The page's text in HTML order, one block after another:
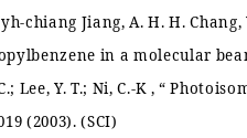
chiang Jiang, A. H. H.
in a molecular
Lee, Y. T.; Ni, C.-K ,“
(2003). (SCI)